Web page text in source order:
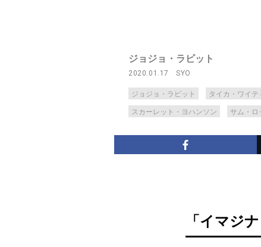
ジョジョ・ラビット
2020.01.17 SYO
ジョジョ・ラビット タイカ・ワイテ
スカーレット・ヨハンソン サム・ロ
「イマジ